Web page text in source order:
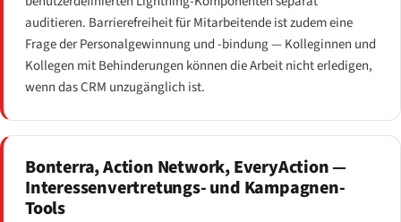
auditieren. Barrierefreiheit für Mitarbeitende ist zudem eine
Frage der Personalgewinnung und -bindung — Kolleginnen und
Kollegen mit Behinderungen können die Arbeit nicht erledigen,
wenn das CRM unzugänglich ist.
Bonterra, Action Network, EveryAction —
Interessenvertretungs- und Kampagnen-
Tools